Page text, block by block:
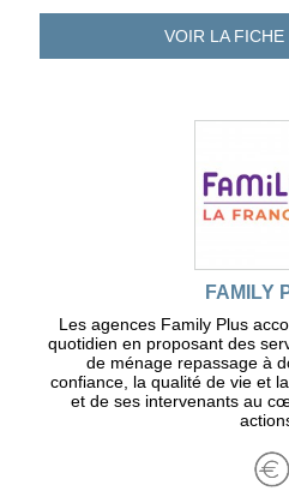
VOIR LA FICHE
FAMILY
Les agences Family Plus
quotidien en proposant des
de ménage repassage à
confiance, la qualité de vie et
et de ses intervenants au